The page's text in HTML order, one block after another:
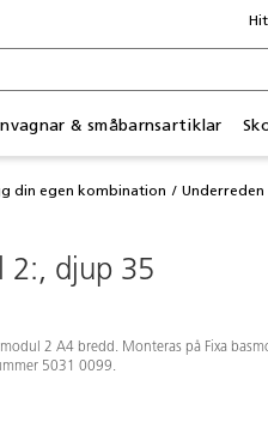
& småbarnsartiklar
din egen kombination Underreden
2:, djup 35
2 A4 bredd. Monteras på Fixa
5031 0099.